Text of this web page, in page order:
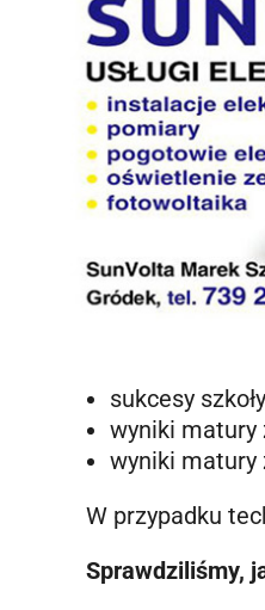
sukcesy
wyniki matury
wyniki matury
W przypadku
Sprawdziliśmy,